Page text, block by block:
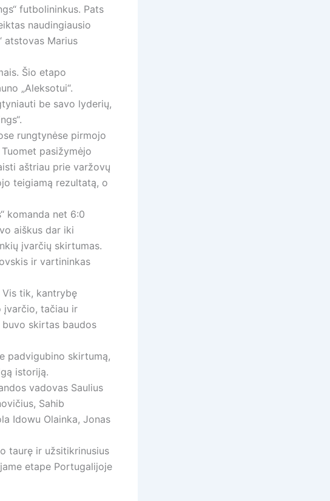
futbolininkus. Pats
naudingiausio
atstovas Marius
Šio etapo
„Aleksotui“.
be savo lyderių,
rungtynėse pirmojo
pasižymėjo
aštriau prie varžovų
teigiamą rezultatą, o
komanda net 6:0
aiškus dar iki
įvarčių skirtumas.
ir vartininkas
Vis tik, kantrybę
įvarčio, tačiau ir
buvo skirtas baudos
padvigubino skirtumą,
istoriją.
vadovas Saulius
Sahib
Idowu Olainka, Jonas
taurę ir užsitikrinusius
etape Portugalijoje